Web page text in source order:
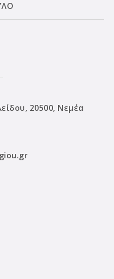
20500, Νεμέα